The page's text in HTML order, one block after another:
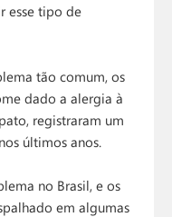
esse tipo de
tão comum, os
dado a alergia à
registraram um
últimos anos.
no Brasil, e os
em algumas